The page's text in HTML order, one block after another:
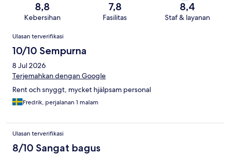
8,8
Kebersihan
7,8
Fasilitas
8,4
Staf & layanan
Ulasan
Ulasan terverifikasi
10/10 Sempurna
8 Jul 2026
Terjemahkan dengan Google
Rent och snyggt, mycket hjälpsam personal
Fredrik, perjalanan 1 malam
Ulasan terverifikasi
8/10 Sangat bagus